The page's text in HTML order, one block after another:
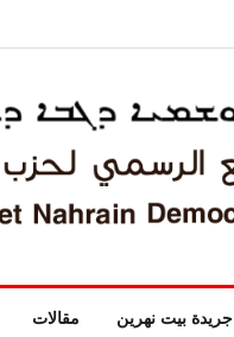
جريدة بيت نهرين مقالات